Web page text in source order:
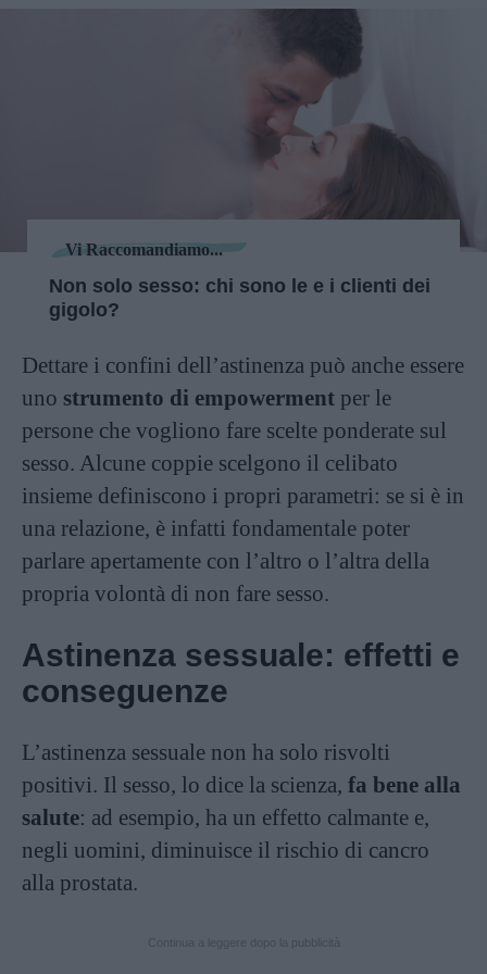
Vi Raccomandiamo...
Non solo sesso: chi sono le e i clienti dei
gigolo?
Dettare i confini dell’astinenza può anche essere
uno strumento di empowerment per le
persone che vogliono fare scelte ponderate sul
sesso. Alcune coppie scelgono il celibato
insieme definiscono i propri parametri: se si è in
una relazione, è infatti fondamentale poter
parlare apertamente con l’altro o l’altra della
propria volontà di non fare sesso.
Astinenza sessuale: effetti e
conseguenze
L’astinenza sessuale non ha solo risvolti
positivi. Il sesso, lo dice la scienza, fa bene alla
salute: ad esempio, ha un effetto calmante e,
negli uomini, diminuisce il rischio di cancro
alla prostata.